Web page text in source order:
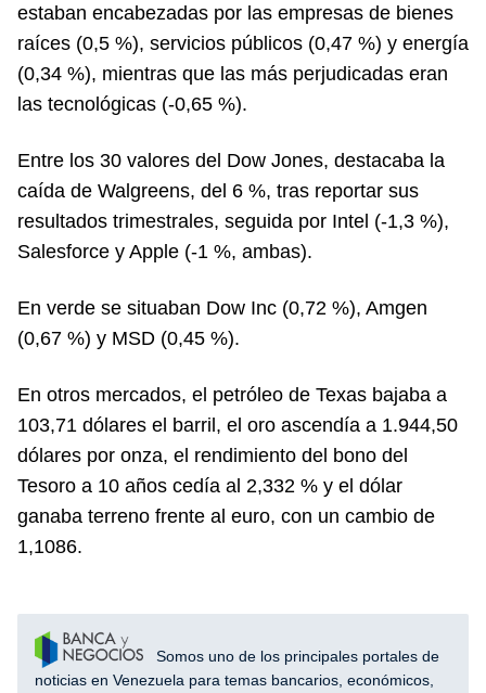
estaban encabezadas por las empresas de bienes
raíces (0,5 %), servicios públicos (0,47 %) y energía
(0,34 %), mientras que las más perjudicadas eran
las tecnológicas (-0,65 %).
Entre los 30 valores del Dow Jones, destacaba la
caída de Walgreens, del 6 %, tras reportar sus
resultados trimestrales, seguida por Intel (-1,3 %),
Salesforce y Apple (-1 %, ambas).
En verde se situaban Dow Inc (0,72 %), Amgen
(0,67 %) y MSD (0,45 %).
En otros mercados, el petróleo de Texas bajaba a
103,71 dólares el barril, el oro ascendía a 1.944,50
dólares por onza, el rendimiento del bono del
Tesoro a 10 años cedía al 2,332 % y el dólar
ganaba terreno frente al euro, con un cambio de
1,1086.
Somos uno de los principales portales de
noticias en Venezuela para temas bancarios, económicos,